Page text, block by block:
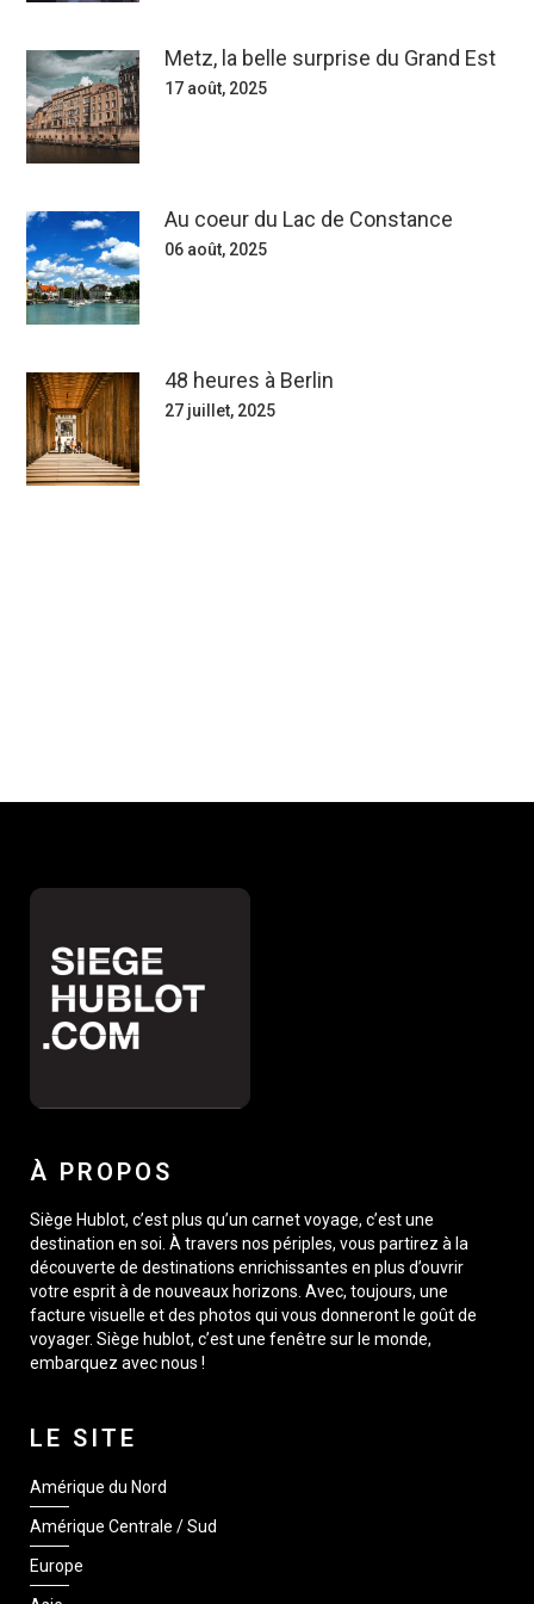
Metz, la belle surprise du Grand Est
17 août, 2025
Au coeur du Lac de Constance
06 août, 2025
48 heures à Berlin
27 juillet, 2025
À PROPOS
Siège Hublot, c’est plus qu’un carnet voyage, c’est une
destination en soi. À travers nos périples, vous partirez à la
découverte de destinations enrichissantes en plus d’ouvrir
votre esprit à de nouveaux horizons. Avec, toujours, une
facture visuelle et des photos qui vous donneront le goût de
voyager. Siège hublot, c’est une fenêtre sur le monde,
embarquez avec nous !
LE SITE
Amérique du Nord
Amérique Centrale / Sud
Europe